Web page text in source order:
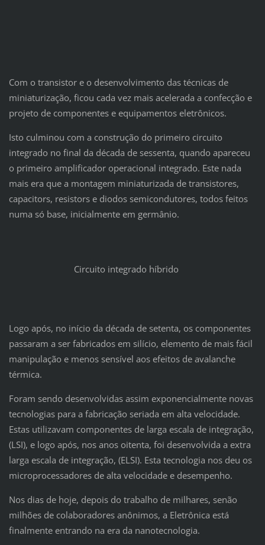
Com o transistor e o desenvolvimento das técnicas de
miniaturização, ficou cada vez mais acelerada a confecção e
projeto de componentes e equipamentos eletrônicos.
Isto culminou com a construção do primeiro circuito
integrado no final da década de sessenta, quando apareceu
o primeiro amplificador operacional integrado. Este nada
mais era que a montagem miniaturizada de transistores,
capacitors, resistors e diodos semicondutores, todos feitos
numa só base, inicialmente em germânio.
Circuito integrado híbrido
Logo após, no início da década de setenta, os componentes
passaram a ser fabricados em silício, elemento de mais fácil
manipulação e menos sensível aos efeitos de avalanche
térmica.
Foram sendo desenvolvidas assim exponencialmente novas
tecnologias para a fabricação seriada em alta velocidade.
Estas utilizavam componentes de larga escala de integração,
(LSI), e logo após, nos anos oitenta, foi desenvolvida a extra
larga escala de integração, (ELSI). Esta tecnologia nos deu os
microprocessadores de alta velocidade e desempenho.
Nos dias de hoje, depois do trabalho de milhares, senão
milhões de colaboradores anônimos, a Eletrônica está
finalmente entrando na era da nanotecnologia.